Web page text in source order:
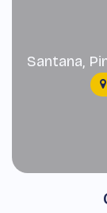
Santana,